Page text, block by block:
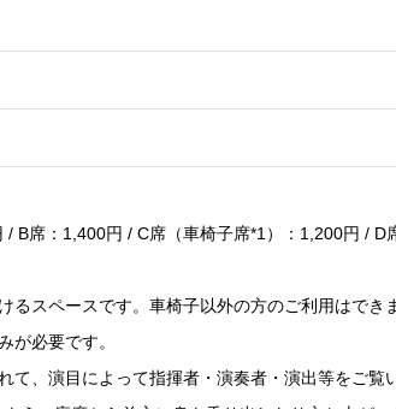
B席：1,400円 / C席（車椅子席*1）：1,200円 /
スペースです。車椅子以外の方のご利用はでき
が必要です。
て、演目によって指揮者・演奏者・演出等をご覧